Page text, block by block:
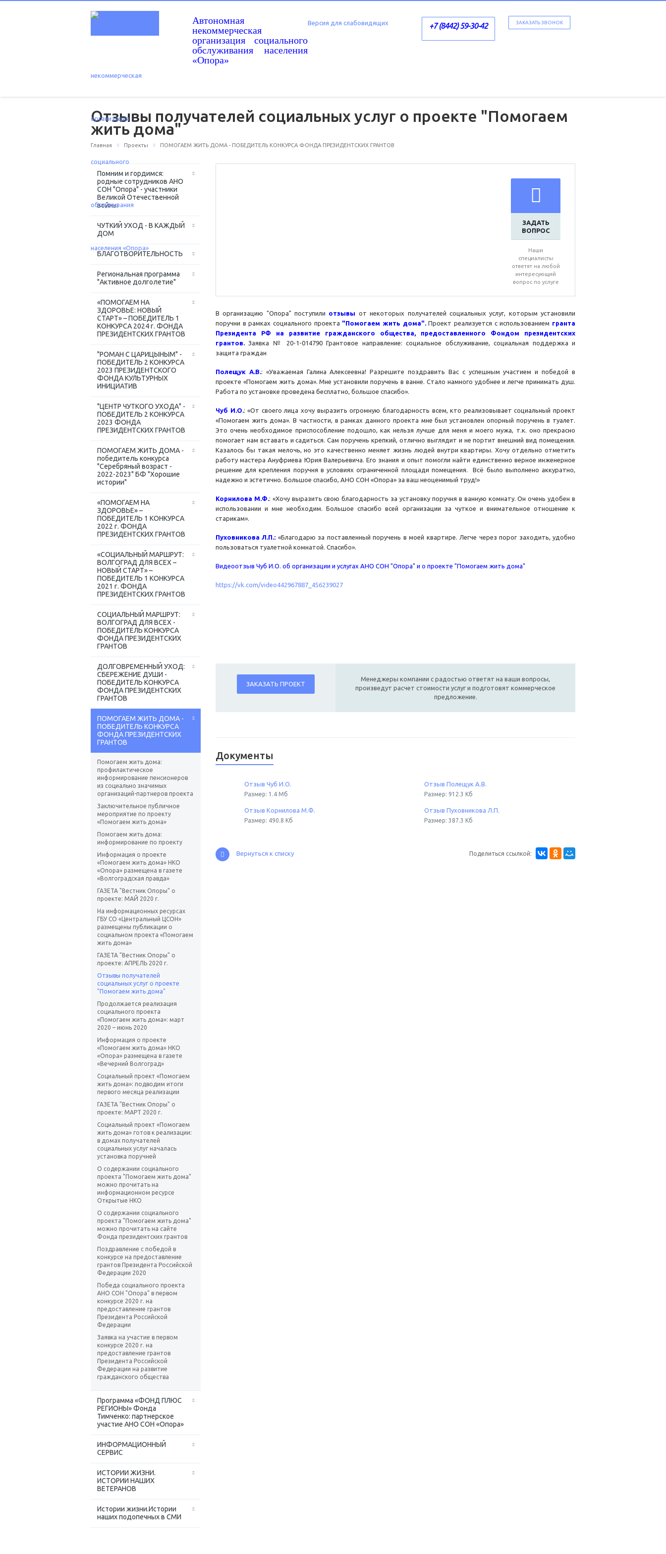
Автономная
некоммерческая
организация социального
обслуживания населения
«Опора»
ЗАКАЗАТЬ ЗВОНОК
+7 (8442) 59-30-42
Версия для слабовидящих
Отзывы получателей социальных услуг о проекте "Помогаем
жить дома"
Главная Проекты ПОМОГАЕМ ЖИТЬ ДОМА - ПОБЕДИТЕЛЬ КОНКУРСА ФОНДА ПРЕЗИДЕНТСКИХ ГРАНТОВ
Помним и гордимся:
родные сотрудников АНО
СОН "Опора" - участники
Великой Отечественной
войны
ЧУТКИЙ УХОД - В КАЖДЫЙ
ДОМ
БЛАГОТВОРИТЕЛЬНОСТЬ
Региональная программа
"Активное долголетие"
«ПОМОГАЕМ НА
ЗДОРОВЬЕ: НОВЫЙ
СТАРТ» – ПОБЕДИТЕЛЬ 1
КОНКУРСА 2024 г. ФОНДА
ПРЕЗИДЕНТСКИХ ГРАНТОВ
"РОМАН С ЦАРИЦЫНЫМ" -
ПОБЕДИТЕЛЬ 2 КОНКУРСА
2023 ПРЕЗИДЕНТСКОГО
ФОНДА КУЛЬТУРНЫХ
ИНИЦИАТИВ
"ЦЕНТР ЧУТКОГО УХОДА" -
ПОБЕДИТЕЛЬ 2 КОНКУРСА
2023 ФОНДА
ПРЕЗИДЕНТСКИХ ГРАНТОВ
ПОМОГАЕМ ЖИТЬ ДОМА -
победитель конкурса
"Серебряный возраст -
2022-2023" БФ "Хорошие
истории"
«ПОМОГАЕМ НА
ЗДОРОВЬЕ» –
ПОБЕДИТЕЛЬ 1 КОНКУРСА
2022 г. ФОНДА
ПРЕЗИДЕНТСКИХ ГРАНТОВ
«СОЦИАЛЬНЫЙ МАРШРУТ:
ВОЛГОГРАД ДЛЯ ВСЕХ –
НОВЫЙ СТАРТ» –
ПОБЕДИТЕЛЬ 1 КОНКУРСА
2021 г. ФОНДА
ПРЕЗИДЕНТСКИХ ГРАНТОВ
СОЦИАЛЬНЫЙ МАРШРУТ:
ВОЛГОГРАД ДЛЯ ВСЕХ -
ПОБЕДИТЕЛЬ КОНКУРСА
ФОНДА ПРЕЗИДЕНТСКИХ
ГРАНТОВ
ДОЛГОВРЕМЕННЫЙ УХОД:
СБЕРЕЖЕНИЕ ДУШИ -
ПОБЕДИТЕЛЬ КОНКУРСА
ФОНДА ПРЕЗИДЕНТСКИХ
ГРАНТОВ
ПОМОГАЕМ ЖИТЬ ДОМА -
ПОБЕДИТЕЛЬ КОНКУРСА
ФОНДА ПРЕЗИДЕНТСКИХ
ГРАНТОВ
Помогаем жить дома:
профилактическое
информирование пенсионеров
из социально значимых
организаций-партнеров проекта
Заключительное публичное
мероприятие по проекту
«Помогаем жить дома»
Помогаем жить дома:
информирование по проекту
Информация о проекте
«Помогаем жить дома» НКО
«Опора» размещена в газете
«Волгоградская правда»
ГАЗЕТА "Вестник Опоры" о
проекте: МАЙ 2020 г.
На информационных ресурсах
ГБУ СО «Центральный ЦСОН»
размещены публикации о
социальном проекта «Помогаем
жить дома»
ГАЗЕТА "Вестник Опоры" о
проекте: АПРЕЛЬ 2020 г.
Отзывы получателей
социальных услуг о проекте
"Помогаем жить дома"
Продолжается реализация
социального проекта
«Помогаем жить дома»: март
2020 – июнь 2020
Информация о проекте
«Помогаем жить дома» НКО
«Опора» размещена в газете
«Вечерний Волгоград»
Социальный проект «Помогаем
жить дома»: подводим итоги
первого месяца реализации
ГАЗЕТА "Вестник Опоры" о
проекте: МАРТ 2020 г.
Социальный проект «Помогаем
жить дома» готов к реализации:
в домах получателей
социальных услуг началась
установка поручней
О содержании социального
проекта "Помогаем жить дома"
можно прочитать на
информационном ресурсе
Открытые НКО
О содержании социального
проекта "Помогаем жить дома"
можно прочитать на сайте
Фонда президентских грантов
Поздравление с победой в
конкурсе на предоставление
грантов Президента Российской
Федерации 2020
Победа социального проекта
АНО СОН "Опора" в первом
конкурсе 2020 г. на
предоставление грантов
Президента Российской
Федерации
Заявка на участие в первом
конкурсе 2020 г. на
предоставление грантов
Президента Российской
Федерации на развитие
гражданского общества
Программа «ФОНД ПЛЮС
РЕГИОНЫ» Фонда
Тимченко: партнерское
участие АНО СОН «Опора»
ИНФОРМАЦИОННЫЙ
СЕРВИС
ИСТОРИИ ЖИЗНИ.
ИСТОРИИ НАШИХ
ВЕТЕРАНОВ
Истории жизни.Истории
наших подопечных в СМИ
ЗАДАТЬ
ВОПРОС
Наши
специалисты
ответят на любой
интересующий
вопрос по услуге
В организацию "Опора" поступили отзывы от некоторых получателей социальных услуг, которым установили
поручни в рамках социального проекта "Помогаем жить дома".Проект реализуется с использованием гранта
Президента РФ на развитие гражданского общества, предоставленного Фондом президентских
грантов. Заявка № 20-1-014790 Грантовое направление: социальное обслуживание, социальная поддержка и
защита граждан
Полещук А.В.: «Уважаемая Галина Алексеевна! Разрешите поздравить Вас с успешным участием и победой в
проекте «Помогаем жить дома». Мне установили поручень в ванне. Стало намного удобнее и легче принимать душ.
Работа по установке проведена бесплатно, большое спасибо».
Чуб И.О.: «От своего лица хочу выразить огромную благодарность всем, кто реализовывает социальный проект
«Помогаем жить дома». В частности, в рамках данного проекта мне был установлен опорный поручень в туалет.
Это очень необходимое приспособление подошло, как нельзя лучше для меня и моего мужа, т.к. оно прекрасно
помогает нам вставать и садиться. Сам поручень крепкий, отлично выглядит и не портит внешний вид помещения.
Казалось бы такая мелочь, но это качественно меняет жизнь людей внутри квартиры. Хочу отдельно отметить
работу мастера Ануфриева Юрия Валерьевича. Его знания и опыт помогли найти единственно верное инженерное
решение для крепления поручня в условиях ограниченной площади помещения. Всё было выполнено аккуратно,
надежно и эстетично. Большое спасибо, АНО СОН «Опора» за ваш неоценимый труд!»
Корнилова М.Ф.: «Хочу выразить свою благодарность за установку поручня в ванную комнату. Он очень удобен в
использовании и мне необходим. Большое спасибо всей организации за чуткое и внимательное отношение к
старикам».
Пуховникова Л.П.: «Благодарю за поставленный поручень в моей квартире. Легче через порог заходить, удобно
пользоваться туалетной комнатой. Спасибо».
Видеоотзыв Чуб И.О. об организации и услугах АНО СОН "Опора" и о проекте "Помогаем жить дома"
https://vk.com/video442967887_456239027
ЗАКАЗАТЬ ПРОЕКТ
Менеджеры компании с радостью ответят на ваши вопросы,
произведут расчет стоимости услуг и подготовят коммерческое
предложение.
Документы
Отзыв Чуб И.О.
Размер: 1.4 Мб
Отзыв Полещук А.В.
Размер: 912.3 Кб
Отзыв Корнилова М.Ф.
Размер: 490.8 Кб
Отзыв Пуховникова Л.П.
Размер: 387.3 Кб
Поделиться ссылкой:
Вернуться к списку